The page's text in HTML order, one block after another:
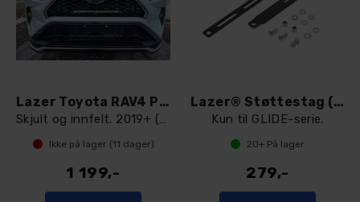
Lazer Toyota RAV4 Plug-In Hybrid
Skjult og innfelt. 2019+ (Linear 18)
Ikke på lager (11 dager)
1 199,-
Lazer® Støttestag (1stk).
Kun til GLIDE-serie.
20+ På lager
279,-